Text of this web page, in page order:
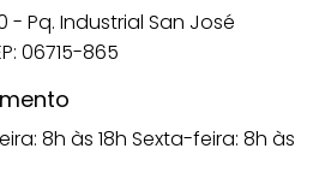
- Pq. Industrial San José
06715-865
8h às 18h Sexta-feira: 8h às